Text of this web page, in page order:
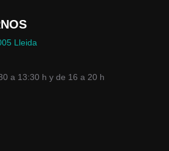
Lleida
a 13:30 h y de 16 a 20 h